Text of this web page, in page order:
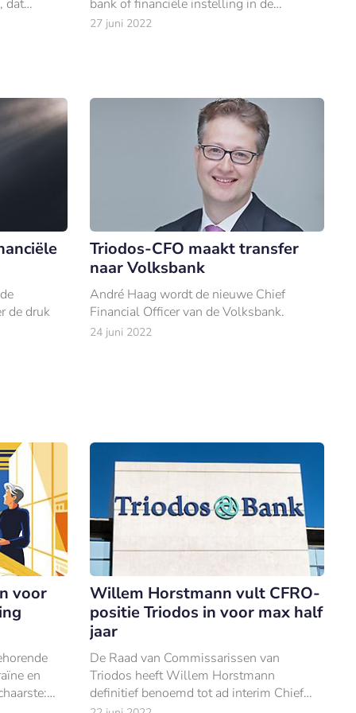
dat
bank of financiële instelling in de
toekomst duurzamer wordt.
27 juni 2022
de druk
Triodos-CFO maakt transfer
naar Volksbank
André Haag wordt de nieuwe Chief
Financial Officer van de Volksbank.
24 juni 2022
voor
en
Willem Horstmann vult CFRO-
positie Triodos in voor max half
jaar
De Raad van Commissarissen van
Triodos heeft Willem Horstmann
definitief benoemd tot ad interim Chief